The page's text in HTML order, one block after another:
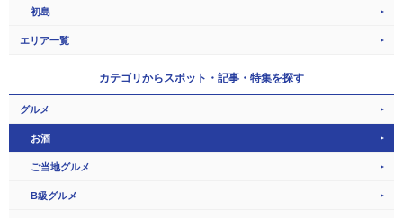
初島
エリア一覧
カテゴリからスポット・記事・特集を探す
グルメ
お酒
ご当地グルメ
B級グルメ